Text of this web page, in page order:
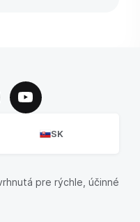
SK
pre rýchle, účinné